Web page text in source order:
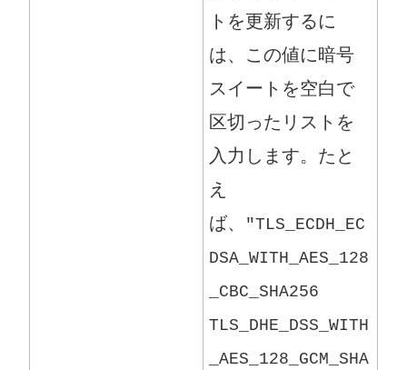
トを更新するに
は、この値に暗号
スイートを空白で
区切ったリストを
入力します。たと
え
ば、
"TLS_ECDH_EC
DSA_WITH_AES_128
_CBC_SHA256
TLS_DHE_DSS_WITH
_AES_128_GCM_SHA